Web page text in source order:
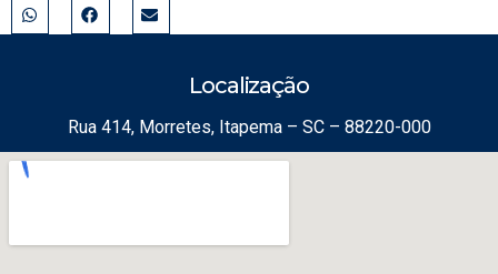
Localização
Rua 414, Morretes, Itapema – SC – 88220-000